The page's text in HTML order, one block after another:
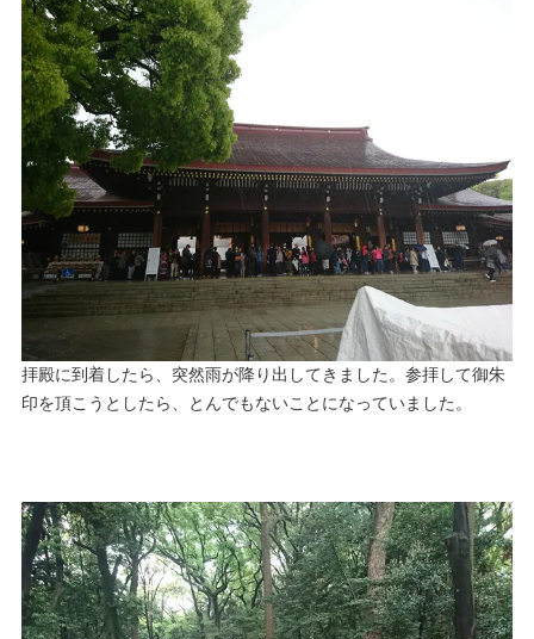
拝殿に到着したら、突然雨が降り出してきました。参拝して御朱
印を頂こうとしたら、とんでもないことになっていました。